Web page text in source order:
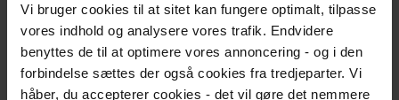
Vi bruger cookies til at sitet kan fungere optimalt, tilpasse
vores indhold og analysere vores trafik. Endvidere
benyttes de til at optimere vores annoncering - og i den
forbindelse sættes der også cookies fra tredjeparter. Vi
håber, du accepterer cookies - det vil gøre det nemmere
LÆREBØGER OG VÆRKTØJER
Aktionslæring i ledernetværk
Janne Olsson, Stine Rahr Thomsen
Udgivet 2011